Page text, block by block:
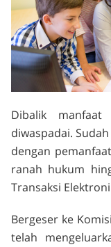
Dibalik
diwaspadai.
dengan
ranah hukum
Transaksi
Bergeser ke
telah